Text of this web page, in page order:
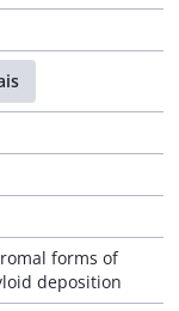
forms of
deposition